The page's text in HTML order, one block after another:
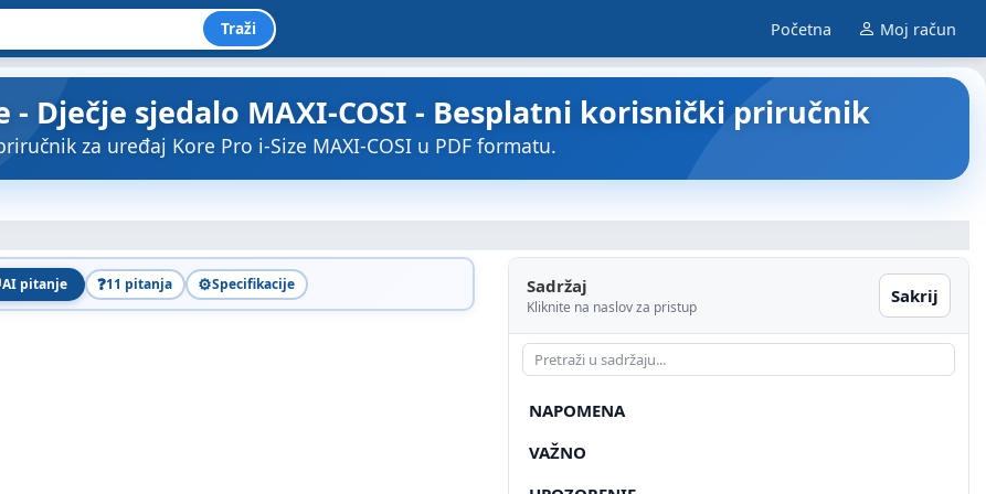
Traži Početna Moj račun
- Dječje sjedalo MAXI-COSI - Besplatni korisnički priručnik
za uređaj Kore Pro i-Size MAXI-COSI u PDF formatu.
AI pitanje ❓11 pitanja ⚙️Specifikacije Sadržaj
Kliknite na naslov za pristup
Sakrij
NAPOMENA
VAŽNO